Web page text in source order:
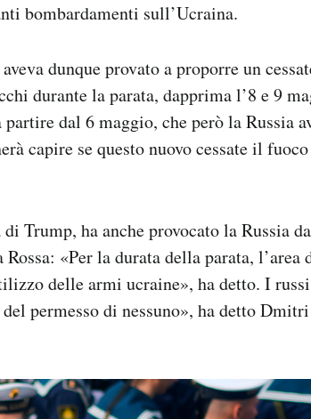
bombardamenti sull’Ucraina.
dunque provato a proporre un
durante la parata, dapprima l’8 e 9
partire dal 6 maggio, che però la Russia
capire se questo nuovo cessate il
Trump, ha anche provocato la Russia
«Per la durata della parata, l’area
delle armi ucraine», ha detto. I
permesso di nessuno», ha detto